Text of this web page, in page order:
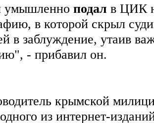
умышленно подал в ЦИК
в которой скрыл
в заблуждение, утаив
- прибавил он.
крымской
одного из интернет-